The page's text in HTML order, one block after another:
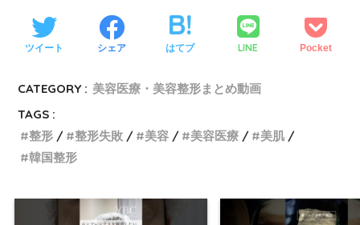
ツイート シェア はてブ LINE Pocket
CATEGORY : 美容医療・美容整形まとめ動画
TAGS :
整形
整形失敗 美容 美容医療
美肌
韓国整形